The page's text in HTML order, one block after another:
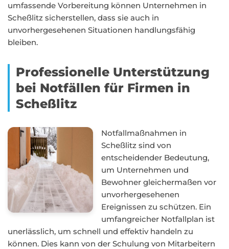
umfassende Vorbereitung können Unternehmen in
Scheßlitz sicherstellen, dass sie auch in
unvorhergesehenen Situationen handlungsfähig
bleiben.
Professionelle Unterstützung
bei Notfällen für Firmen in
Scheßlitz
Notfallmaßnahmen in
Scheßlitz sind von
entscheidender Bedeutung,
um Unternehmen und
Bewohner gleichermaßen vor
unvorhergesehenen
Ereignissen zu schützen. Ein
umfangreicher Notfallplan ist
unerlässlich, um schnell und effektiv handeln zu
können. Dies kann von der Schulung von Mitarbeitern